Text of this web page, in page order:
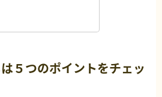
５つのポイントをチェッ